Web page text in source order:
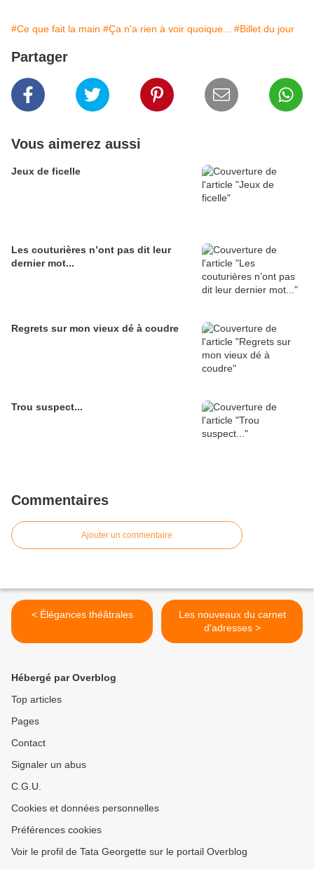
#Ce que fait la main #Ça n'a rien à voir quoique... #Billet du jour
Partager
Vous aimerez aussi
Jeux de ficelle
Les couturières n’ont pas dit leur
dernier mot...
Regrets sur mon vieux dé à coudre
Trou suspect...
Commentaires
Ajouter un commentaire
< Élégances théâtrales
Les nouveaux du carnet
d'adresses >
Hébergé par Overblog
Top articles
Pages
Contact
Signaler un abus
C.G.U.
Cookies et données personnelles
Préférences cookies
Voir le profil de Tata Georgette sur le portail Overblog